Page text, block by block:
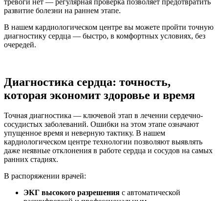
развитие болезни на раннем этапе.
В нашем кардиологическом центре вы можете пройти точную
диагностику сердца — быстро, в комфортных условиях, без
очередей.
Диагностика сердца: точность,
которая экономит здоровье и время
Точная диагностика — ключевой этап в лечении сердечно-
сосудистых заболеваний. Ошибки на этом этапе означают
упущенное время и неверную тактику. В нашем
кардиологическом центре технологии позволяют выявлять
даже неявные отклонения в работе сердца и сосудов на самых
ранних стадиях.
В распоряжении врачей:
ЭКГ высокого разрешения с автоматической